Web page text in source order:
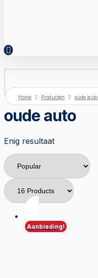
Home Producten oude auto
oude auto
Enig resultaat
Aanbieding!